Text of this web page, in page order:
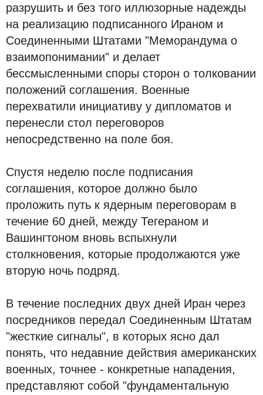
разрушить и без того иллюзорные надежды
на реализацию подписанного Ираном и
Соединенными Штатами "Меморандума о
взаимопонимании" и делает
бессмысленными споры сторон о толковании
положений соглашения. Военные
перехватили инициативу у дипломатов и
перенесли стол переговоров
непосредственно на поле боя.
Спустя неделю после подписания
соглашения, которое должно было
проложить путь к ядерным переговорам в
течение 60 дней, между Тегераном и
Вашингтоном вновь вспыхнули
столкновения, которые продолжаются уже
вторую ночь подряд.
В течение последних двух дней Иран через
посредников передал Соединенным Штатам
"жесткие сигналы", в которых ясно дал
понять, что недавние действия американских
военных, точнее - конкретные нападения,
представляют собой "фундаментальную